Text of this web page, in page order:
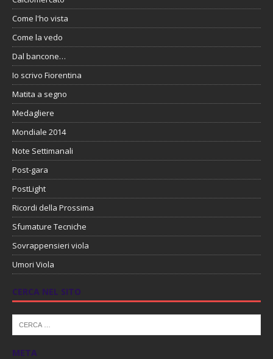
Come l'ho vista
Come la vedo
Dal bancone…
Io scrivo Fiorentina
Matita a segno
Medagliere
Mondiale 2014
Note Settimanali
Post-gara
PostLight
Ricordi della Prossima
Sfumature Tecniche
Sovrappensieri viola
Umori Viola
CERCA NEL SITO
META